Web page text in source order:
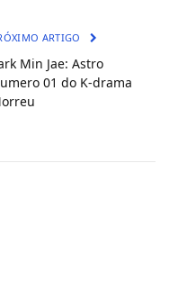
ARTIGO
Min Jae: Astro
01 do K-drama